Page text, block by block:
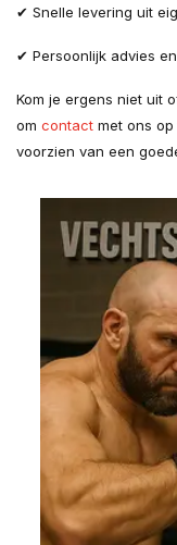
✔ Snelle levering uit
✔ Persoonlijk advies
Kom je ergens niet uit
om contact met ons
voorzien van een